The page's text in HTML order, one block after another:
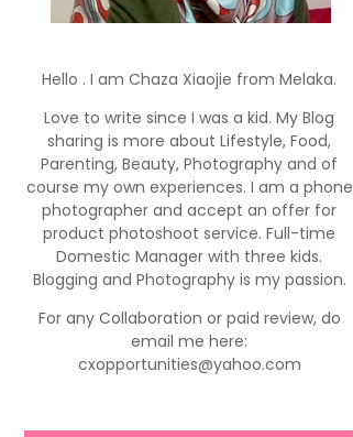
Hello . I am Chaza Xiaojie from Melaka.
Love to write since I was a kid. My Blog
sharing is more about Lifestyle, Food,
Parenting, Beauty, Photography and of
course my own experiences. I am a phone
photographer and accept an offer for
product photoshoot service. Full-time
Domestic Manager with three kids.
Blogging and Photography is my passion.
For any Collaboration or paid review, do
email me here:
cxopportunities@yahoo.com